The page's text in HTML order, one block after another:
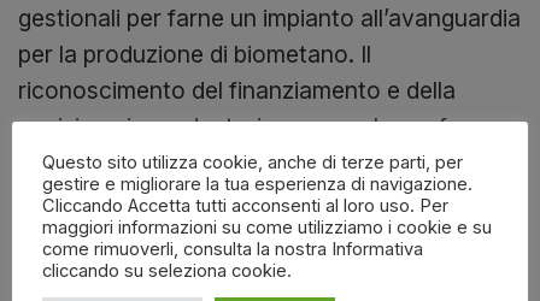
gestionali per farne un impianto all’avanguardia
per la produzione di biometano. Il
riconoscimento del finanziamento e della
posizione in graduatoria ne sono la conferma
ed ora Ladurner lo costruirà in partnership con
Snam, uno dei principali player nazionali nel
campo del gas.
Questo sito utilizza cookie, anche di terze parti, per
gestire e migliorare la tua esperienza di navigazione.
Cliccando Accetta tutti acconsenti al loro uso. Per
maggiori informazioni su come utilizziamo i cookie e su
come rimuoverli, consulta la nostra Informativa
cliccando su seleziona cookie.